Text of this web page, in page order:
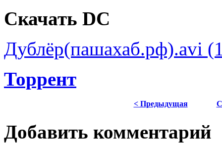
Скачать DC
Дублёр(пашахаб.рф).avi
Торрент
< Предыдущая
Добавить комментарий